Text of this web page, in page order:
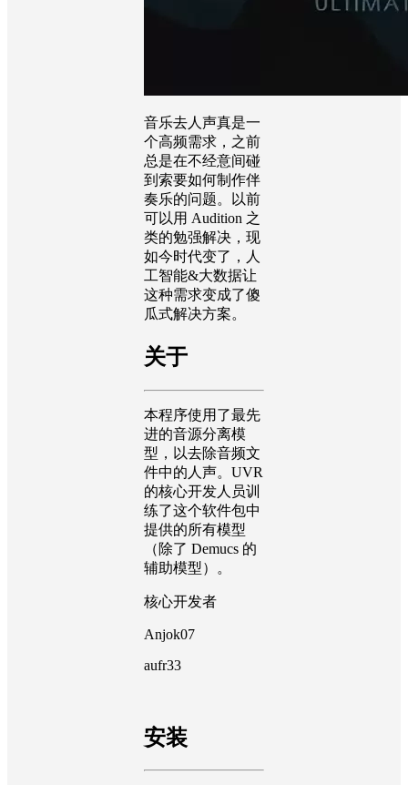
音乐去人声真是一
个高频需求，之前
总是在不经意间碰
到索要如何制作伴
奏乐的问题。以前
可以用 Audition 之
类的勉强解决，现
如今时代变了，人
工智能&大数据让
这种需求变成了傻
瓜式解决方案。
关于
本程序使用了最先
进的音源分离模
型，以去除音频文
件中的人声。UVR
的核心开发人员训
练了这个软件包中
提供的所有模型
（除了 Demucs 的
辅助模型）。
核心开发者
Anjok07
aufr33
安装